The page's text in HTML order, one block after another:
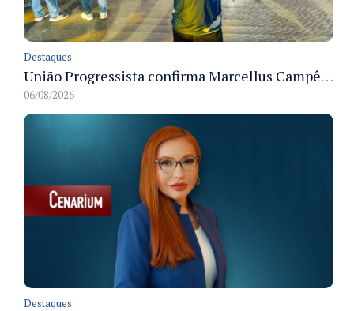
Destaques
União Progressista confirma Marcellus Campêlo como candidato a deputado estadual
06/08/2026
Destaques